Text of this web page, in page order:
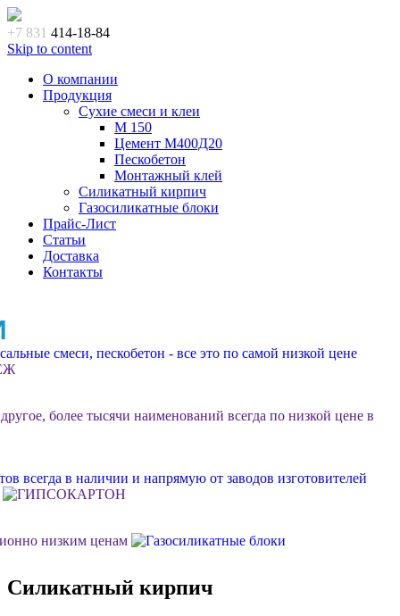
+7 831 414-18-84
Skip to content
О компании
Продукция
Сухие смеси и клеи
M 150
Цемент М400Д20
Пескобетон
Монтажный клей
Силикатный кирпич
Газосиликатные блоки
Прайс-Лист
Статьи
Доставка
Контакты
смеси, пескобетон - все это по самой низкой цене
более тысячи наименований всегда по низкой цене в
всегда в наличии и напрямую от заводов изготовителей
низким ценам
или объект, возможна разгрузка, фурные поставки еще
Силикатный кирпич